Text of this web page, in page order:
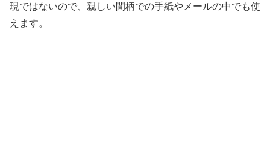
現ではないので、親しい間柄での手紙やメールの中でも使
えます。